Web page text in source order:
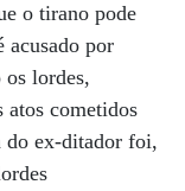
o tirano pode
acusado por
os lordes,
atos cometidos
do ex-ditador foi,